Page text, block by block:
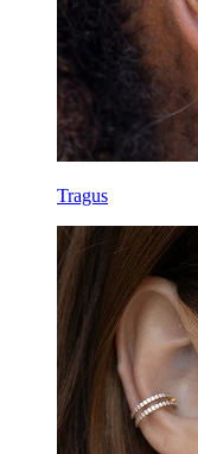
Tragus